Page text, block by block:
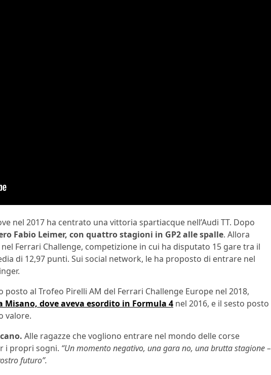
nel 2017 ha centrato una vittoria spartiacque nell’Audi TT. Dopo
Fabio Leimer, con quattro stagioni in GP2 alle spalle. Allora
Ferrari Challenge, competizione in cui ha disputato 15 gare tra il
di 12,97 punti. Sui social network, le ha proposto di entrare nel
al Trofeo Pirelli AM del Ferrari Challenge Europe nel 2018,
Misano, dove aveva esordito in Formula 4 nel 2016, e il sesto posto
valore.
Alle ragazze che vogliono entrare nel mondo delle corse
i propri sogni. “Un momento negativo, una gara no, una brutta stagione –
futuro”.